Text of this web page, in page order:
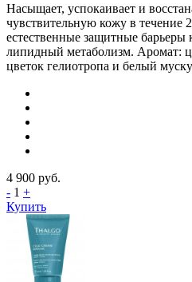
Насыщает, успокаивает и
чувствительную кожу в течение
естественные защитные барьеры
липидный метаболизм. Аромат:
цветок гелиотропа и белый
4 900 руб.
- 1 +
Купить